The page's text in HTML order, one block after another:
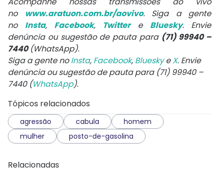
no
www.aratuon.com.br/aovivo. Siga a gente
no Insta, Facebook, Twittere Bluesky. Envie
denúncia ou sugestão de pauta para (71) 99940 –
7440(WhatsApp).
Siga a gente noInsta, Facebook, BlueskyeX. Envie
denúncia ou sugestão de pauta para (71) 99940 –
7440 (WhatsApp).
Tópicos relacionados
agressão cabula
homem
mulher
posto-de-gasolina
Relacionadas